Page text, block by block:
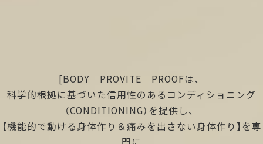
[BODY PROVITE PROOFは、
科学的根拠に基づいた信用性のあるコンディショニング
（CONDITIONING）を提供し、
【機能的で動ける身体作り＆痛みを出さない身体作り】を専